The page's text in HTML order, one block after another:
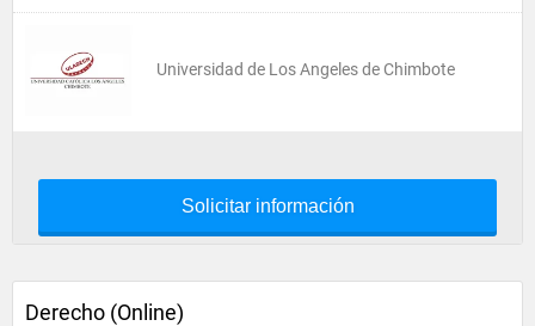
Universidad de Los Angeles de Chimbote
Solicitar información
Derecho (Online)